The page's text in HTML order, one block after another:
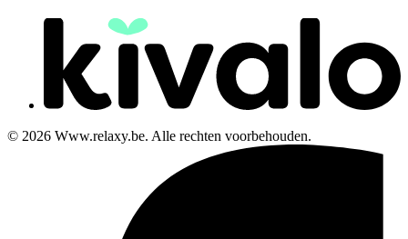
© 2026 Www.relaxy.be. Alle rechten voorbehouden.